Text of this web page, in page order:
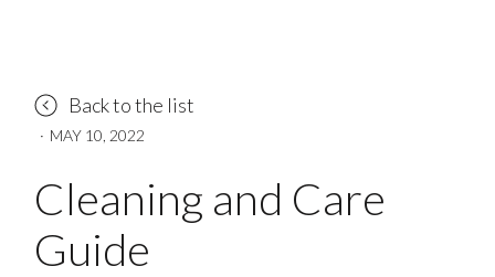
Back to the list
· MAY 10, 2022
Cleaning and Care
Guide